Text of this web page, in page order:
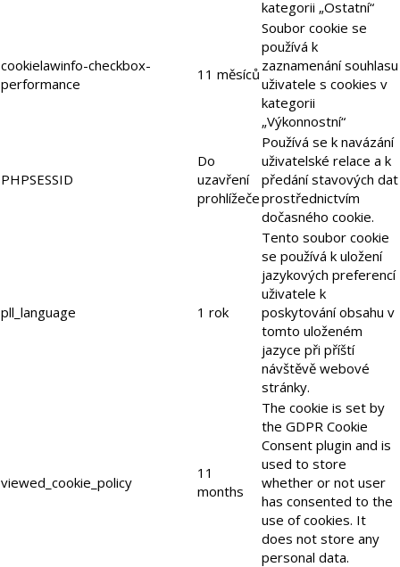
kategorii „Ostatní“
cookielawinfo-checkbox-
performance
11 měsíců
Soubor cookie se
používá k
zaznamenání souhlasu
uživatele s cookies v
kategorii
„Výkonnostní“
PHPSESSID
Do
uzavření
prohlížeče
Používá se k navázání
uživatelské relace a k
předání stavových dat
prostřednictvím
dočasného cookie.
pll_language 1 rok
Tento soubor cookie
se používá k uložení
jazykových preferencí
uživatele k
poskytování obsahu v
tomto uloženém
jazyce při příští
návštěvě webové
stránky.
viewed_cookie_policy
11
months
The cookie is set by
the GDPR Cookie
Consent plugin and is
used to store
whether or not user
has consented to the
use of cookies. It
does not store any
personal data.